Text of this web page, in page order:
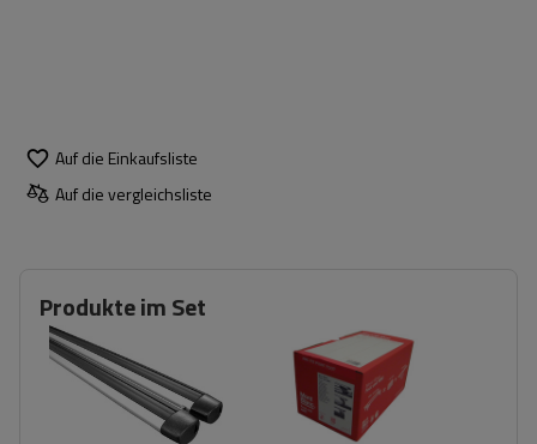
Auf die Einkaufsliste
Auf die vergleichsliste
Produkte im Set